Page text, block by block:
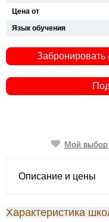
Цена от
Язык обучения
Забронировать
Мой выбор
Описание и цены
Характеристика